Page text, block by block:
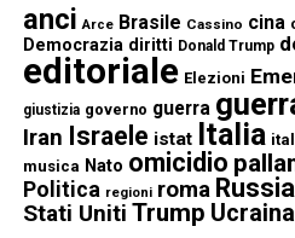
anci Arce Brasile Cassino cina
Democrazia diritti Donald Trump
editoriale Elezioni
giustizia governo guerra
Iran Israele istat Italia
musica Nato omicidio
Politica regioni roma Russia
Stati Uniti Trump Ucraina